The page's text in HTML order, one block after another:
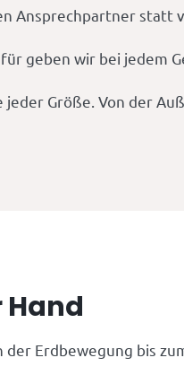
Ansprechpartner statt
geben wir bei jedem
Größe. Von der
Hand
Erdbewegung bis